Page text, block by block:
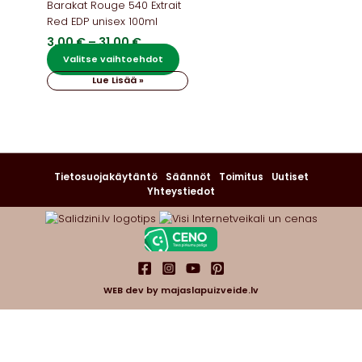
Barakat Rouge 540 Extrait
Red EDP unisex 100ml
3,00€–31,00€Hintaluokka:
3,00 €
-
31,00 €
Valitse vaihtoehdot
Tällä
tuotteella
on
tehdä
valinnat
tuotteen
Lue Lisää »
Tietosuojakäytäntö Säännöt Toimitus
Uutiset
Yhteystiedot
WEB dev by majaslapuizveide.lv